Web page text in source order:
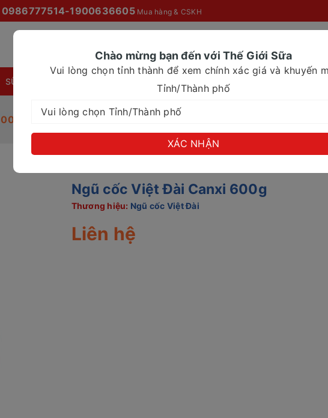
0986777514-1900636605Mua hàng & CSKH
SỮA BỘT CHO MỌI NHÀ SỮA CHO NHU CẦU ĐẶC BIỆT
Ngũ cốc Việt Đài Canxi 600g
Thương hiệu: Ngũ cốc Việt Đài
Liên hệ
Chào mừng bạn đến với Thế Giới Sữa
Vui lòng chọn tỉnh thành để xem chính xác giá và khuyến
Tỉnh/Thành phố
XÁC NHẬN